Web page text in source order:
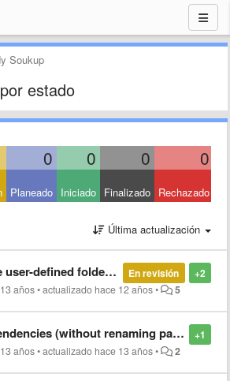
Soukup
estado
0 0 0 0
Planeado Iniciado Finalizado Rechazado
Última actualización
+2
En revisión
defined folders from build
años•actualizado hace 12 años• 5
+1
(without renaming package files)
años•actualizado hace 13 años• 2